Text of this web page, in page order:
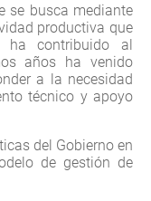
se busca mediante
productiva que
ha contribuido al
años ha venido
a la necesidad
técnico y apoyo
del Gobierno en
de gestión de